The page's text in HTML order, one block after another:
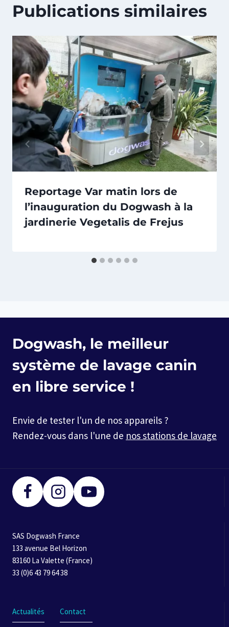
Publications similaires
Reportage Var matin lors de
l’inauguration du Dogwash à la
jardinerie Vegetalis de Frejus
Dogwash, le meilleur
système de lavage canin
en libre service !
Envie de tester l'un de nos appareils ?
Rendez-vous dans l'une de nos stations de lavage
SAS Dogwash France
133 avenue Bel Horizon
83160 La Valette (France)
33 (0)6 43 79 64 38
Actualités Contact